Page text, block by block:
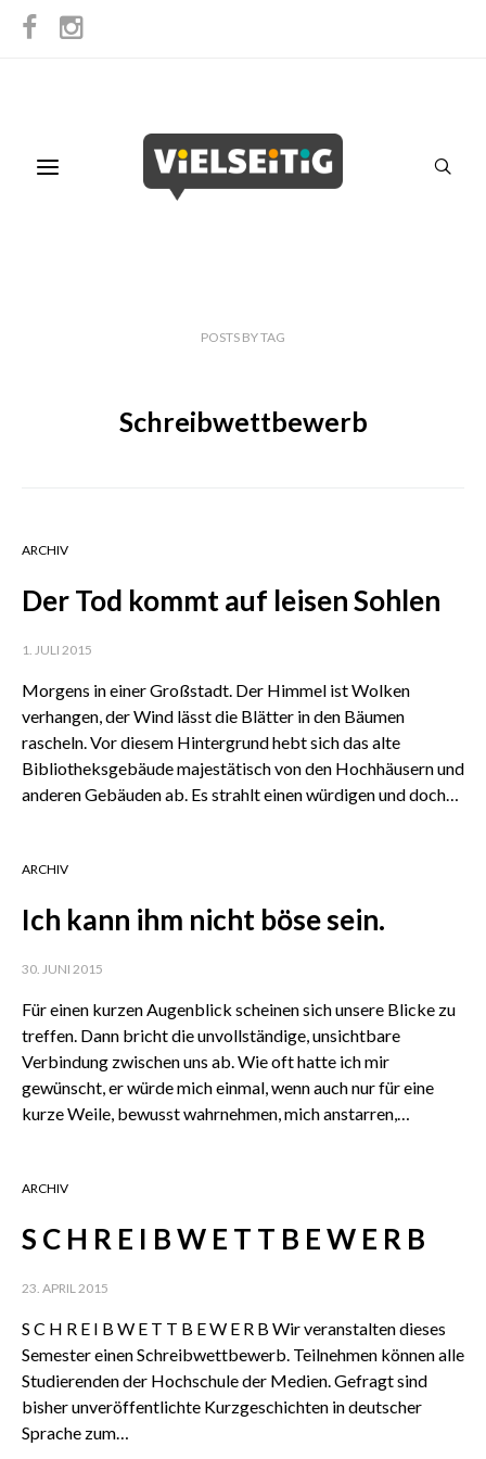
POSTS BYTAG
Schreibwettbewerb
ARCHIV
Der Tod kommt auf leisen Sohlen
1. JULI 2015
Morgens in einer Großstadt. Der Himmel ist Wolken
verhangen, der Wind lässt die Blätter in den Bäumen
rascheln. Vor diesem Hintergrund hebt sich das alte
Bibliotheksgebäude majestätisch von den Hochhäusern und
anderen Gebäuden ab. Es strahlt einen würdigen und doch…
ARCHIV
Ich kann ihm nicht böse sein.
30. JUNI 2015
Für einen kurzen Augenblick scheinen sich unsere Blicke zu
treffen. Dann bricht die unvollständige, unsichtbare
Verbindung zwischen uns ab. Wie oft hatte ich mir
gewünscht, er würde mich einmal, wenn auch nur für eine
kurze Weile, bewusst wahrnehmen, mich anstarren,…
ARCHIV
S C H R E I B W E T T B E W E R B
23. APRIL 2015
S C H R E I B W E T T B E W E R B Wir veranstalten dieses
Semester einen Schreibwettbewerb. Teilnehmen können alle
Studierenden der Hochschule der Medien. Gefragt sind
bisher unveröffentlichte Kurzgeschichten in deutscher
Sprache zum…